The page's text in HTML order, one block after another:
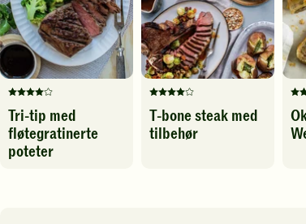
Denne
oppskriften
har
fått
Tri-tip med
fløtegratinerte
poteter
til
favoritter
Denne
oppskriften
har
T-bone steak med
tilbehør
til
favoritter